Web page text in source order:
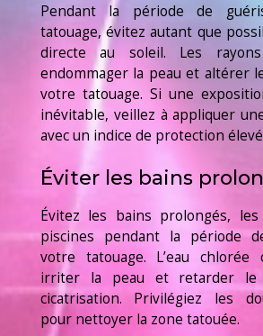
Pendant la période de
tatouage, évitez autant que
directe au soleil. Les
endommager la peau et altérer
votre tatouage. Si une
inévitable, veillez à appliquer
avec un indice de protection
Éviter les bains
Évitez les bains prolongés,
piscines pendant la période
votre tatouage. L’eau
irriter la peau et retarder le
cicatrisation. Privilégiez les
pour nettoyer la zone tatouée.